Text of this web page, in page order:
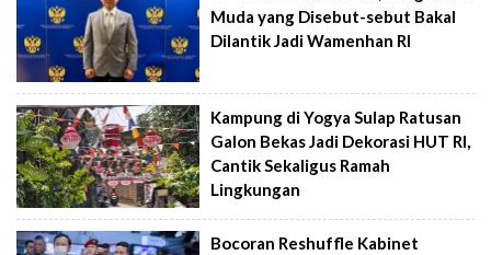
Muda yang Disebut-sebut Bakal
Dilantik Jadi Wamenhan RI
Kampung di Yogya Sulap Ratusan
Galon Bekas Jadi Dekorasi HUT RI,
Cantik Sekaligus Ramah
Lingkungan
Bocoran Reshuffle Kabinet